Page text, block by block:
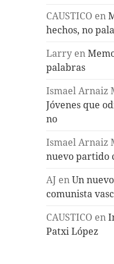
CAUSTICO en
hechos, no
Larry en
palabras
Ismael Arnaiz
Jóvenes que
no
Ismael Arnaiz
nuevo partido
AJ enUn
comunista
CAUSTICO en
Patxi López